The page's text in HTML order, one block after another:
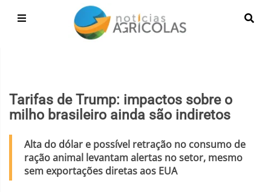
Tarifas de Trump: impactos sobre o
milho brasileiro ainda são indiretos
Alta do dólar e possível retração no consumo de
ração animal levantam alertas no setor, mesmo
sem exportações diretas aos EUA